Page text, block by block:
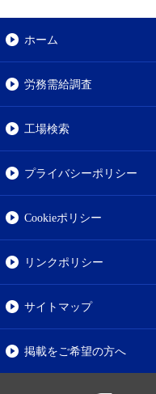
ホーム
労務需給調査
工場検索
プライバシーポリシー
Cookieポリシー
リンクポリシー
サイトマップ
掲載をご希望の方へ